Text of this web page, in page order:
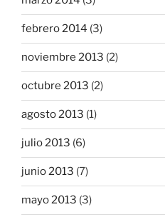
febrero 2014 (3)
noviembre 2013 (2)
octubre 2013 (2)
agosto 2013 (1)
julio 2013 (6)
junio 2013 (7)
mayo 2013 (3)